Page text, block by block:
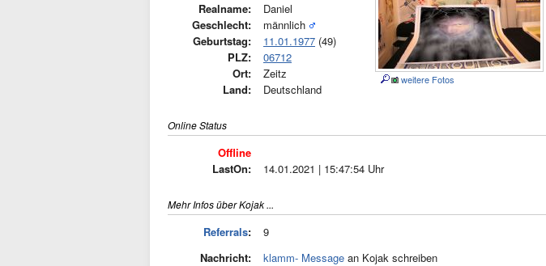
Realname:
Daniel
Geschlecht:
männlich
Geburtstag:
11.01.1977 (49)
PLZ:
06712
Ort:
Zeitz
Land:
Deutschland
weitere Fotos
Online Status
Offline
LastOn:
14.01.2021 | 15:47:54 Uhr
Mehr Infos über Kojak ...
Referrals:
9
Nachricht:
klamm- Message an Kojak schreiben